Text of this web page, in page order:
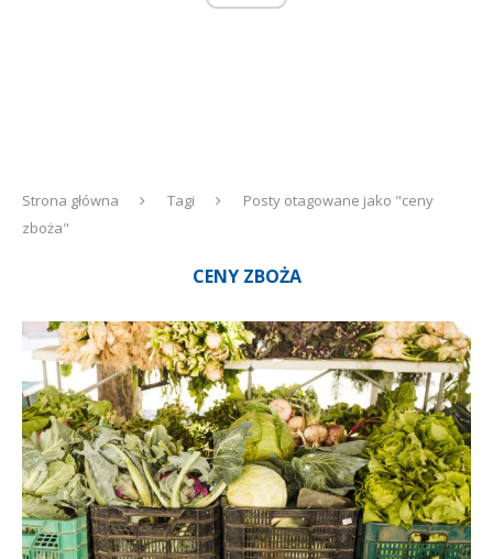
Strona główna Tagi
Posty otagowane jako "ceny
zboża"
CENY ZBOŻA